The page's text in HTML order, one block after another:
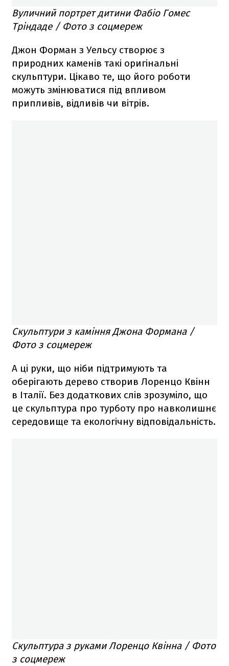
Вуличний портрет дитини Фабіо Гомес
Тріндаде / Фото з соцмереж
Джон Форман з Уельсу створює з
природних каменів такі оригінальні
скульптури. Цікаво те, що його роботи
можуть змінюватися під впливом
припливів, відливів чи вітрів.
Скульптури з каміння Джона Формана /
Фото з соцмереж
А ці руки, що ніби підтримують та
оберігають дерево створив Лоренцо Квінн
в Італії. Без додаткових слів зрозуміло, що
це скульптура про турботу про навколишнє
середовище та екологічну відповідальність.
Скульптура з руками Лоренцо Квінна / Фото
з соцмереж